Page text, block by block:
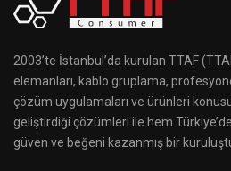
2003’te İstanbul’da kurulan TTAF
elemanları, kablo gruplama,
çözüm uygulamaları ve ürünleri
geliştirdiği çözümleri ile hem
güven ve beğeni kazanmış bir